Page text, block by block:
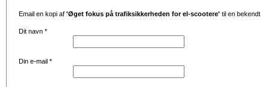
Email en kopi af 'Øget fokus på trafiksikkerheden for el-scootere' til en bekendt
Dit navn *
Din e-mail *